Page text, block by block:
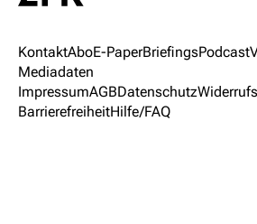
KontaktAboE-PaperBriefingsPodcast
Mediadaten
ImpressumAGBDatenschutz
BarrierefreiheitHilfe/FAQ